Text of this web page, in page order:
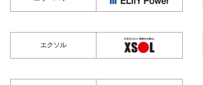
エクソル